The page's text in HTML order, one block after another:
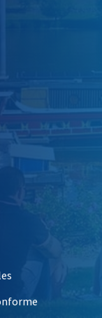
Ouvre une nouvelle
une nouvelle